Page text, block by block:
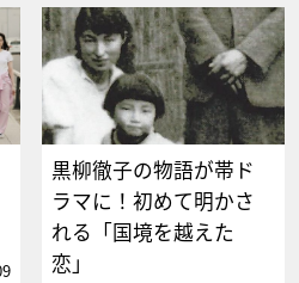
黒柳徹子の物語が帯ド
ラマに！初めて明かさ
れる「国境を越えた
恋」